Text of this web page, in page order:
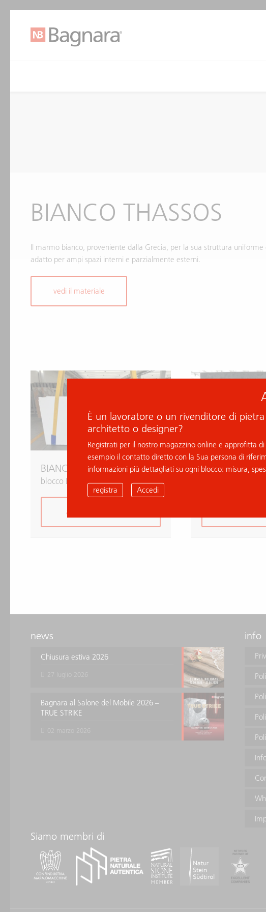
BIANCO THASSOS
Il marmo bianco, proveniente dalla Grecia, per la sua struttura uniforme
adatto per ampi spazi interni e parzialmente esterni.
vedi il materiale
BIANCO THASSOS
blocco L007014
aggiungi alla richiesta
BIANCO
news
Chiusura estiva 2026
Bagnara al Salone del Mobile 2026 –
TRUE STRIKE
info
Siamo membri di
È un lavoratore o un rivenditore di
architetto o designer?
Registrati per il nostro magazzino online e approfitta
esempio il contatto diretto con la Sua persona di
informazioni più dettagliati su ogni blocco: misura,
registra Accedi